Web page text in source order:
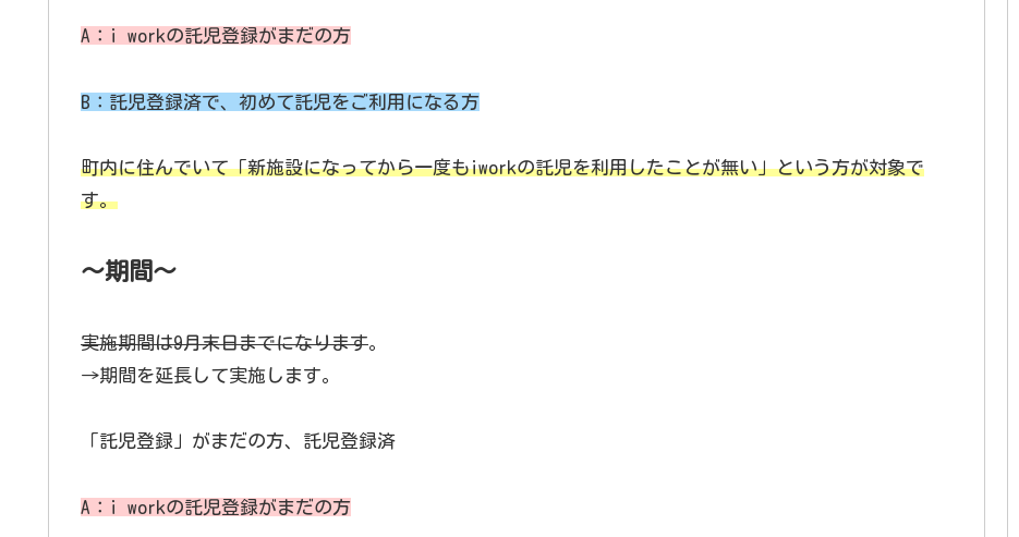
A：i workの託児登録がまだの方
B：託児登録済で、初めて託児をご利用になる方
町内に住んでいて「新施設になってから一度もiworkの託児を利用したことが無い」という方が対象で
す。
～期間～
実施期間は9月末日までになります。
→期間を延長して実施します。
「託児登録」がまだの方、託児登録済
A：i workの託児登録がまだの方